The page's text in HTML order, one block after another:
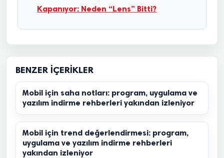
Kapanıyor: Neden “Lens” Bitti?
BENZER İÇERIKLER
Mobil için saha notları: program, uygulama ve
yazılım indirme rehberleri yakından izleniyor
Mobil için trend değerlendirmesi: program,
uygulama ve yazılım indirme rehberleri
yakından izleniyor